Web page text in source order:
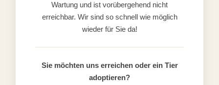
Wartung und ist vorübergehend nicht
erreichbar. Wir sind so schnell wie möglich
wieder für Sie da!
Sie möchten uns erreichen oder ein Tier
adoptieren?